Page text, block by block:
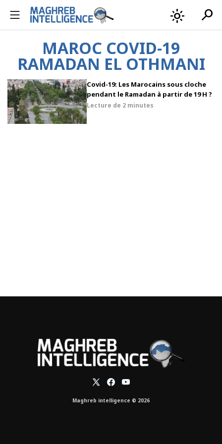
light_mode search
MAROC COVID-19
RAMADAN EL OTHMANI
Covid-19: Les Marocains sous cloche
pendant le Ramadan à partir de 19 H ?
Lecture de 2 minutes
Maghreb intelligence © 2026